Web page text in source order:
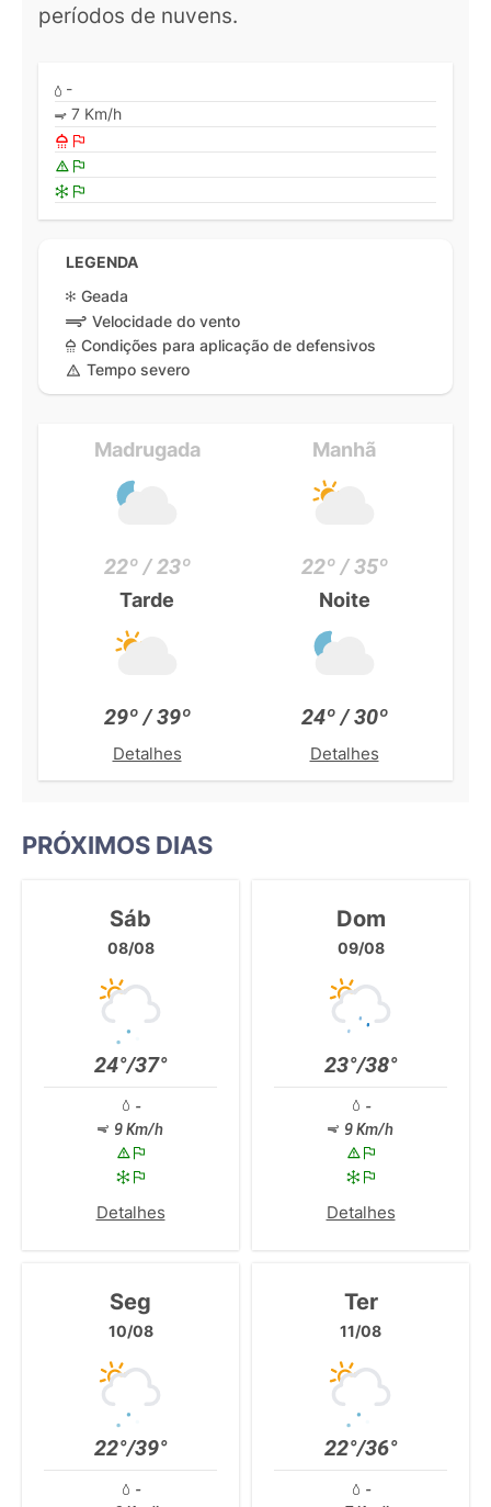
períodos de nuvens.
-
7 Km/h
LEGENDA
Geada
Velocidade do vento
Condições para aplicação de defensivos
Tempo severo
Madrugada
22º / 23º
Manhã
22º / 35º
Tarde
29º / 39º
Detalhes
Noite
24º / 30º
Detalhes
PRÓXIMOS DIAS
Sáb
08/08
24°/37°
-
9 Km/h
Detalhes
Dom
09/08
23°/38°
-
9 Km/h
Detalhes
Seg
10/08
22°/39°
-
Ter
11/08
22°/36°
-